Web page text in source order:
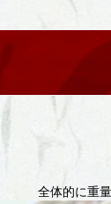
全体的に重